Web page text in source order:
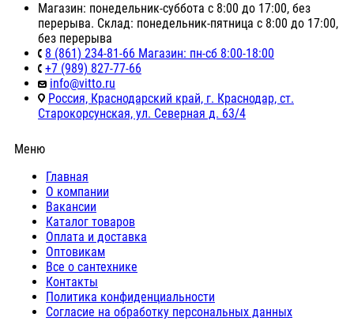
Магазин: понедельник-суббота с 8:00 до 17:00, без
перерыва. Склад: понедельник-пятница с 8:00 до 17:00,
без перерыва
8 (861) 234-81-66 Магазин: пн-сб 8:00-18:00
+7 (989) 827-77-66
info@vitto.ru
Россия, Краснодарский край, г. Краснодар, ст.
Старокорсунская, ул. Северная д. 63/4
Меню
Главная
О компании
Вакансии
Каталог товаров
Оплата и доставка
Оптовикам
Все о сантехнике
Контакты
Политика конфиденциальности
Согласие на обработку персональных данных